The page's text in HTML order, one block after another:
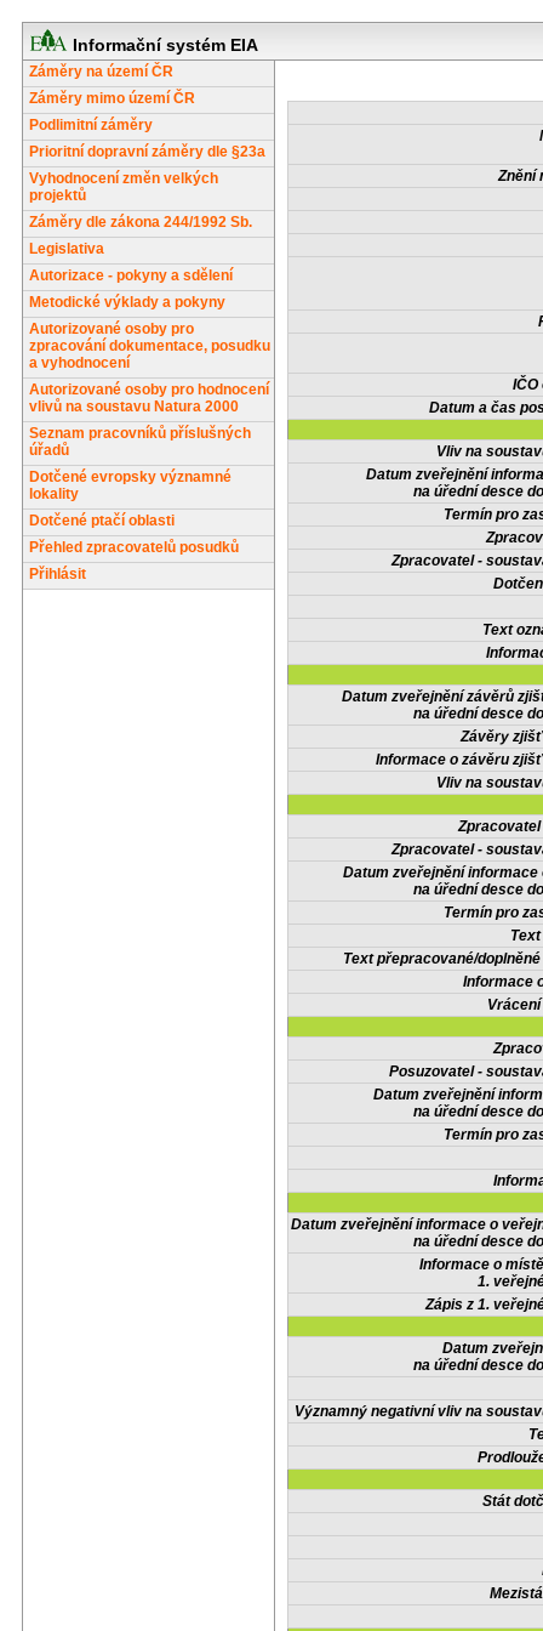
Informační systém EIA
Záměry na území ČR
Záměry mimo území ČR
Podlimitní záměry
Prioritní dopravní záměry dle §23a
Vyhodnocení změn velkých
projektů
Záměry dle zákona 244/1992 Sb.
Legislativa
Autorizace - pokyny a sdělení
Metodické výklady a pokyny
Autorizované osoby pro
zpracování dokumentace, posudku
a vyhodnocení
Autorizované osoby pro hodnocení
vlivů na soustavu Natura 2000
Seznam pracovníků příslušných
úřadů
Dotčené evropsky významné
lokality
Dotčené ptačí oblasti
Přehled zpracovatelů posudků
Přihlásit
Znění
IČO
Datum a čas
Vliv na
Datum zveřejnění
na úřední desce
Termín pro
Zpracovatel -
Text
Datum zveřejnění závěrů
na úřední desce
Závěry
Informace o závěru
Vliv na
Zpracovatel -
Datum zveřejnění informace
na úřední desce
Termín pro
Text přepracované/
Informace
Posuzovatel -
Datum zveřejnění
na úřední desce
Termín pro
Datum zveřejnění informace o
na úřední desce
Informace o
1.
Zápis z 1.
Datum
na úřední desce
Významný negativní vliv na
Stát